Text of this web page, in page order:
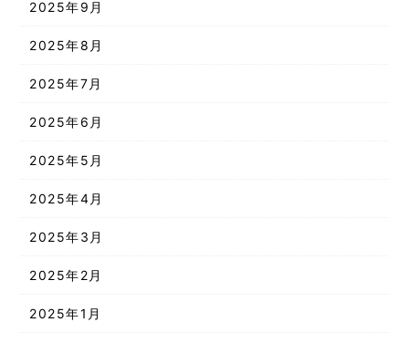
2025年9月
2025年8月
2025年7月
2025年6月
2025年5月
2025年4月
2025年3月
2025年2月
2025年1月